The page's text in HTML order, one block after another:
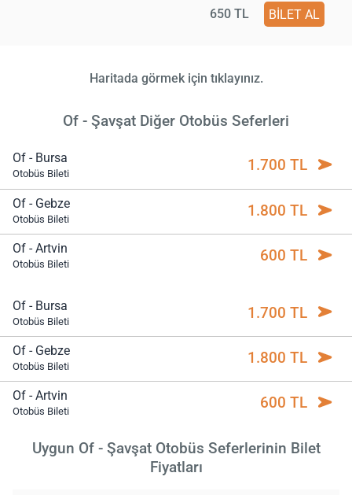
650 TL BİLET AL
Haritada görmek için tıklayınız.
Of - Şavşat Diğer Otobüs Seferleri
Of - Bursa
Otobüs Bileti 1.700 TL
Of - Gebze
Otobüs Bileti 1.800 TL
Of - Artvin
Otobüs Bileti 600 TL
Of - Bursa
Otobüs Bileti 1.700 TL
Of - Gebze
Otobüs Bileti 1.800 TL
Of - Artvin
Otobüs Bileti 600 TL
Uygun Of - Şavşat Otobüs Seferlerinin Bilet
Fiyatları